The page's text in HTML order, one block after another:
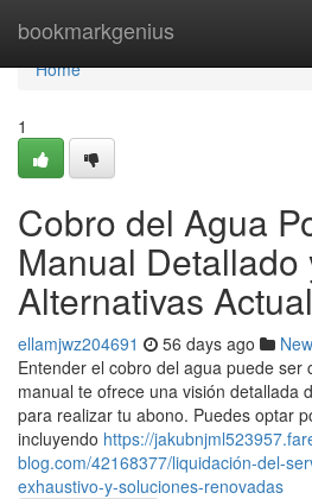
bookmarkgenius
Home
Home
1
Cobro del Agua
Manual Detallado
Alternativas
ellamjwz204691 56 days ago
Entender el cobro del agua puede ser
manual te ofrece una visión detallada
para realizar tu abono. Puedes optar
incluyendo https://
blog.com/42168377/liquidación-del-
exhaustivo-y-soluciones-renovadas